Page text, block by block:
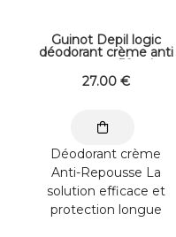
Guinot Depil logic
déodorant crème anti
repousse 50 ml
27.00 €
Déodorant crème
Anti-Repousse La
solution efficace et
protection longue